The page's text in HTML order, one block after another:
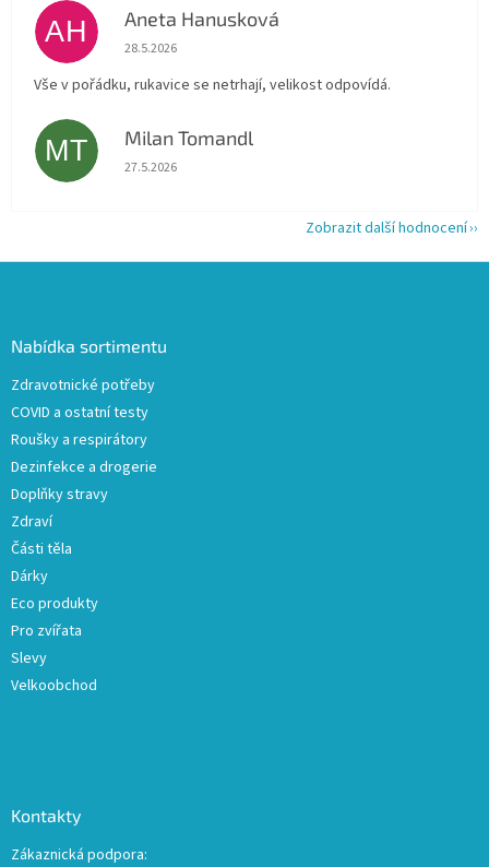
AH Aneta Hanusková
Hodnocení obchodu je 5 z 5 hvězdiček.
28.5.2026
Vše v pořádku, rukavice se netrhají, velikost odpovídá.
MT Milan Tomandl
Hodnocení obchodu je 5 z 5 hvězdiček.
27.5.2026
Zobrazit další hodnocení
Nabídka sortimentu
Zdravotnické potřeby
COVID a ostatní testy
Roušky a respirátory
Dezinfekce a drogerie
Doplňky stravy
Zdraví
Části těla
Dárky
Eco produkty
Pro zvířata
Slevy
Velkoobchod
Kontakty
Zákaznická podpora: